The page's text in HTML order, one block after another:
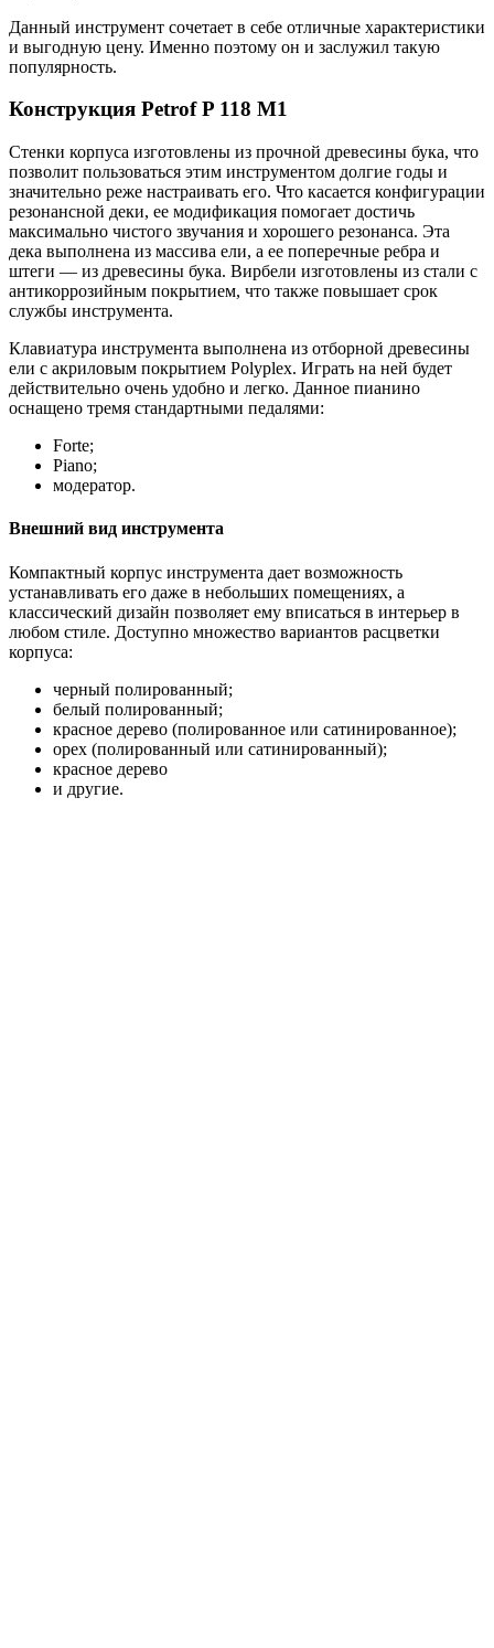
Данный инструмент сочетает в себе отличные характеристики
и выгодную цену. Именно поэтому он и заслужил такую
популярность.
Конструкция Petrof P 118 M1
Стенки корпуса изготовлены из прочной древесины бука, что
позволит пользоваться этим инструментом долгие годы и
значительно реже настраивать его. Что касается конфигурации
резонансной деки, ее модификация помогает достичь
максимально чистого звучания и хорошего резонанса. Эта
дека выполнена из массива ели, а ее поперечные ребра и
штеги — из древесины бука. Вирбели изготовлены из стали с
антикоррозийным покрытием, что также повышает срок
службы инструмента.
Клавиатура инструмента выполнена из отборной древесины
ели с акриловым покрытием Polyplex. Играть на ней будет
действительно очень удобно и легко. Данное пианино
оснащено тремя стандартными педалями:
Forte;
Piano;
модератор.
Внешний вид инструмента
Компактный корпус инструмента дает возможность
устанавливать его даже в небольших помещениях, а
классический дизайн позволяет ему вписаться в интерьер в
любом стиле. Доступно множество вариантов расцветки
корпуса:
черный полированный;
белый полированный;
красное дерево (полированное или сатинированное);
орех (полированный или сатинированный);
красное дерево
и другие.